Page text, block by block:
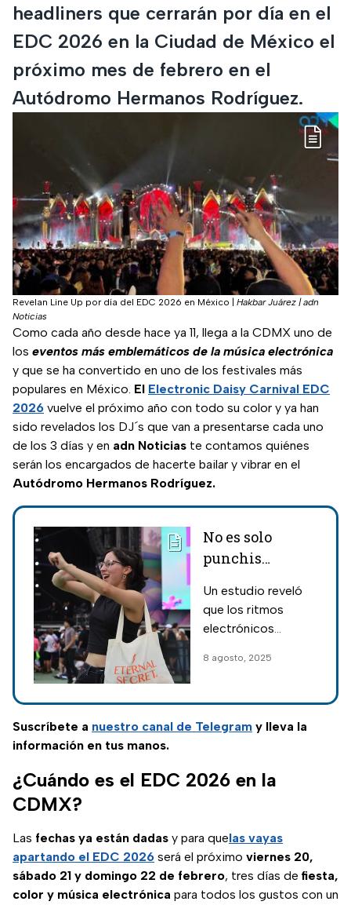
headliners que cerrarán por día en el
EDC 2026 en la Ciudad de México el
próximo mes de febrero en el
Autódromo Hermanos Rodríguez.
Revelan Line Up por día del EDC 2026 en México
Hakbar Juárez | adn
Noticias
Como cada año desde hace ya 11, llega a la CDMX uno de
los eventos más emblemáticos de la música electrónica
y que se ha convertido en uno de los festivales más
populares en México. El Electronic Daisy Carnival EDC
2026 vuelve el próximo año con todo su color y ya han
sido revelados los DJ´s que van a presentarse cada uno
de los 3 días y en adn Noticias te contamos quiénes
serán los encargados de hacerte bailar y vibrar en el
Autódromo Hermanos Rodríguez.
No es solo
punchis
poderosa
reacción que
música
el cerebro
Un estudio reveló
que los ritmos
electrónicos
cerebro y provocan
colectivas;
descubre cómo la
8 agosto, 2025
Suscríbete a nuestro canal de Telegram y lleva la
información en tus manos.
¿Cuándo es el EDC 2026 en la
CDMX?
Las fechas ya están dadas y para quelas vayas
apartando el EDC 2026 será el próximo viernes 20,
sábado 21 y domingo 22 de febrero, tres días de fiesta,
color y música electrónica para todos los gustos con un